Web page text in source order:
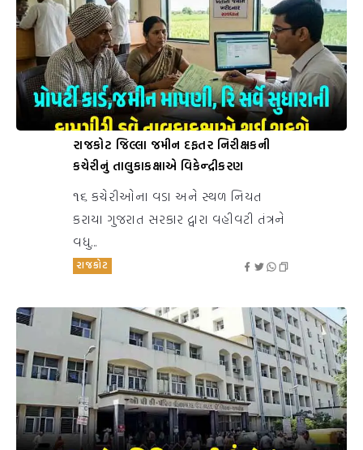
રાજકોટ જિલ્લા જમીન દફતર નિરીક્ષકની
કચેરીનું તાલુકાકક્ષાએ વિકેન્દ્રીકરણ
૧૬ કચેરીઓના વડા અને સ્થળ નિયત
કરાયા ગુજરાત સરકાર દ્વારા વહીવટી તંત્રને
વધુ...
રાજકોટ